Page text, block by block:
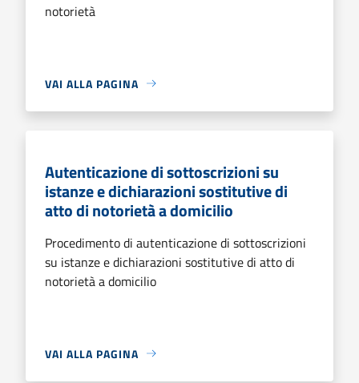
notorietà
VAI ALLA PAGINA
Autenticazione di sottoscrizioni su
istanze e dichiarazioni sostitutive di
atto di notorietà a domicilio
Procedimento di autenticazione di sottoscrizioni
su istanze e dichiarazioni sostitutive di atto di
notorietà a domicilio
VAI ALLA PAGINA